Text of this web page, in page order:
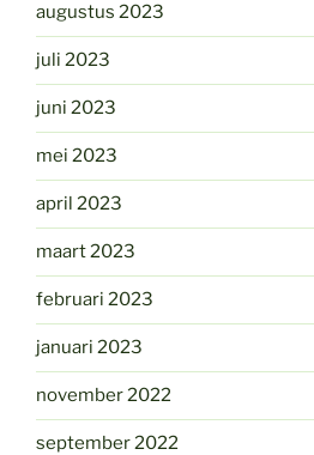
augustus 2023
juli 2023
juni 2023
mei 2023
april 2023
maart 2023
februari 2023
januari 2023
november 2022
september 2022